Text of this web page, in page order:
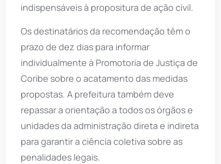
indispensáveis à propositura de ação civil.
Os destinatários da recomendação têm o
prazo de dez dias para informar
individualmente à Promotoria de Justiça de
Coribe sobre o acatamento das medidas
propostas. A prefeitura também deve
repassar a orientação a todos os órgãos e
unidades da administração direta e indireta
para garantir a ciência coletiva sobre as
penalidades legais.